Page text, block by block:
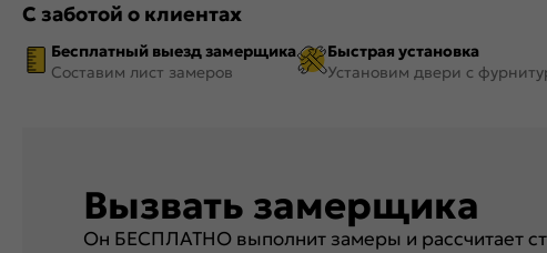
С заботой о клиентах
Бесплатный выезд замерщика
Составим лист замеров
Быстрая установка
Установим двери с
Вызвать замерщика
Он БЕСПЛАТНО выполнит замеры и рассчитает